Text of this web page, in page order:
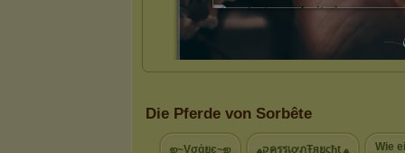
Die Pferde von Sorbête
ஐ~Vσģยє~ஐ קﻬครรเợภŦяยςђt ﻬ Wie